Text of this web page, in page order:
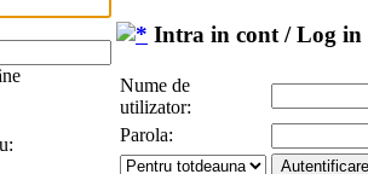
Intra in cont / Log in
Nume de
utilizator:
Parola: